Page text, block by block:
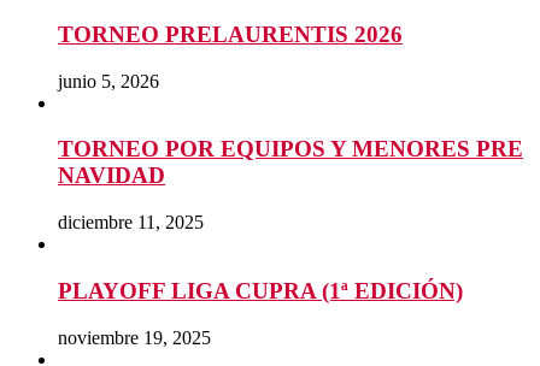
TORNEO PRELAURENTIS 2026
junio 5, 2026
TORNEO POR EQUIPOS Y MENORES PRE
NAVIDAD
diciembre 11, 2025
PLAYOFF LIGA CUPRA (1ª EDICIÓN)
noviembre 19, 2025